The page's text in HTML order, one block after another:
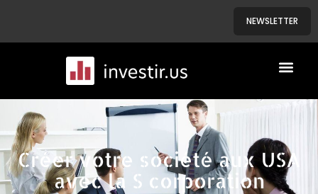
NEWSLETTER
Créer votre société aux USA
avec la S corporation